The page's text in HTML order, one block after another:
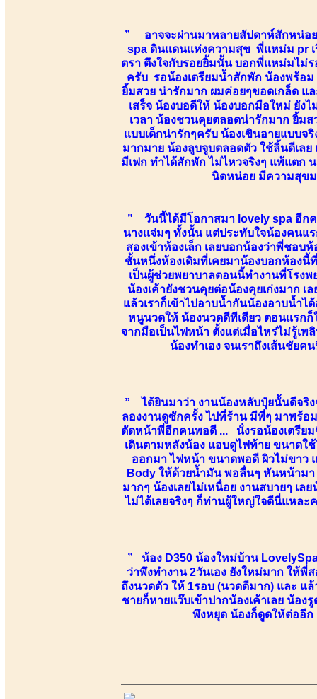
” อาจจะผ่านมาหลายสัปดาห์สักหน่อ
spa ดินแดนแห่งความสุข พี่แหม่ม pr
ตรา ตึงใจกับรอยยิ้มนั้น บอกพี่แหม่มไม่
ครับ รอน้องเตรียมน้ำสักพัก น้องพร้อม
ยิ้มสวย น่ารักมาก ผมค่อยๆขอดเกล็ด แ
เสร็จ น้องบอดีให้ น้องบอกมือใหม่ ยัง
เวลา น้องชวนคุยตลอดน่ารักมาก ยิ้ม
แบบเด็กน่ารักๆครับ น้องเขินอายแบบ
มากมาย น้องลูบจูบตลอดตัว ใช้ลิ้นดีเล
มีเฟก ทำได้สักพัก ไม่ไหวจริงๆ แพ้แตก
นิดหน่อย มีความสุข
” วันนี้ได้มีโอกาสมา lovely spa อีกค
นางแจ่มๆ ทั้งนั้น แต่ประทับใจน้องคน
สองเข้าห้องเล็ก เลยบอกน้องว่าพี่ชอบ
ชั้นหนึ่งห้องเดิมที่เคยมาน้องบอกห้องนี้
เป็นผู้ช่วยพยาบาลตอนนี้ทำงานที่โรงพ
น้องเค้ายังชวนคุยต่อน้องคุยเก่งมาก
แล้วเราก็เข้าไปอาบน้ำกันน้องอาบน้ำ
หนูนวดให้ น้องนวดดีทีเดียว ตอนแรกก็
จากมือเป็นไฟหน้า ตั้งแต่เมื่อไหร่ไม่รู้เพ
น้องทำเอง จนเราถึงเส้นชัยค
” ได้ยินมาว่า งานน้องหลับปุ๋ยนั้นดีจริง
ลองงานดูซักครั้ง ไปที่ร้าน มีพี่ๆ มาพร้อ
ตัดหน้าพี่อีกคนพอดี ... นั่งรอน้องเตรีย
เดินตามหลังน้อง แอบดูไฟท้าย ขนาดใ
ออกมา ไฟหน้า ขนาดพอดี ผิวไม่ขาว
Body ให้ด้วยน้ำมัน พอลื่นๆ หันหน้ามา
มากๆ น้องเลยไม่เหนื่อย งานสบายๆ เ
ไม่ได้เลยจริงๆ ก็ท่านผู้ใหญ่ใจดีนี่แหละ
” น้อง D350 น้องใหม่บ้าน
ว่าพึงทำงาน 2วันเอง ยังใหม่มาก ให้พี่
ถึงนวดตัว ให้ 1รอบ (นวดดีมาก) และ แ
ชายก็หายแว๊บเข้าปากน้องเค้าเลย น้อ
พึงหยุด น้องก็ดูดให้ต่ออีก